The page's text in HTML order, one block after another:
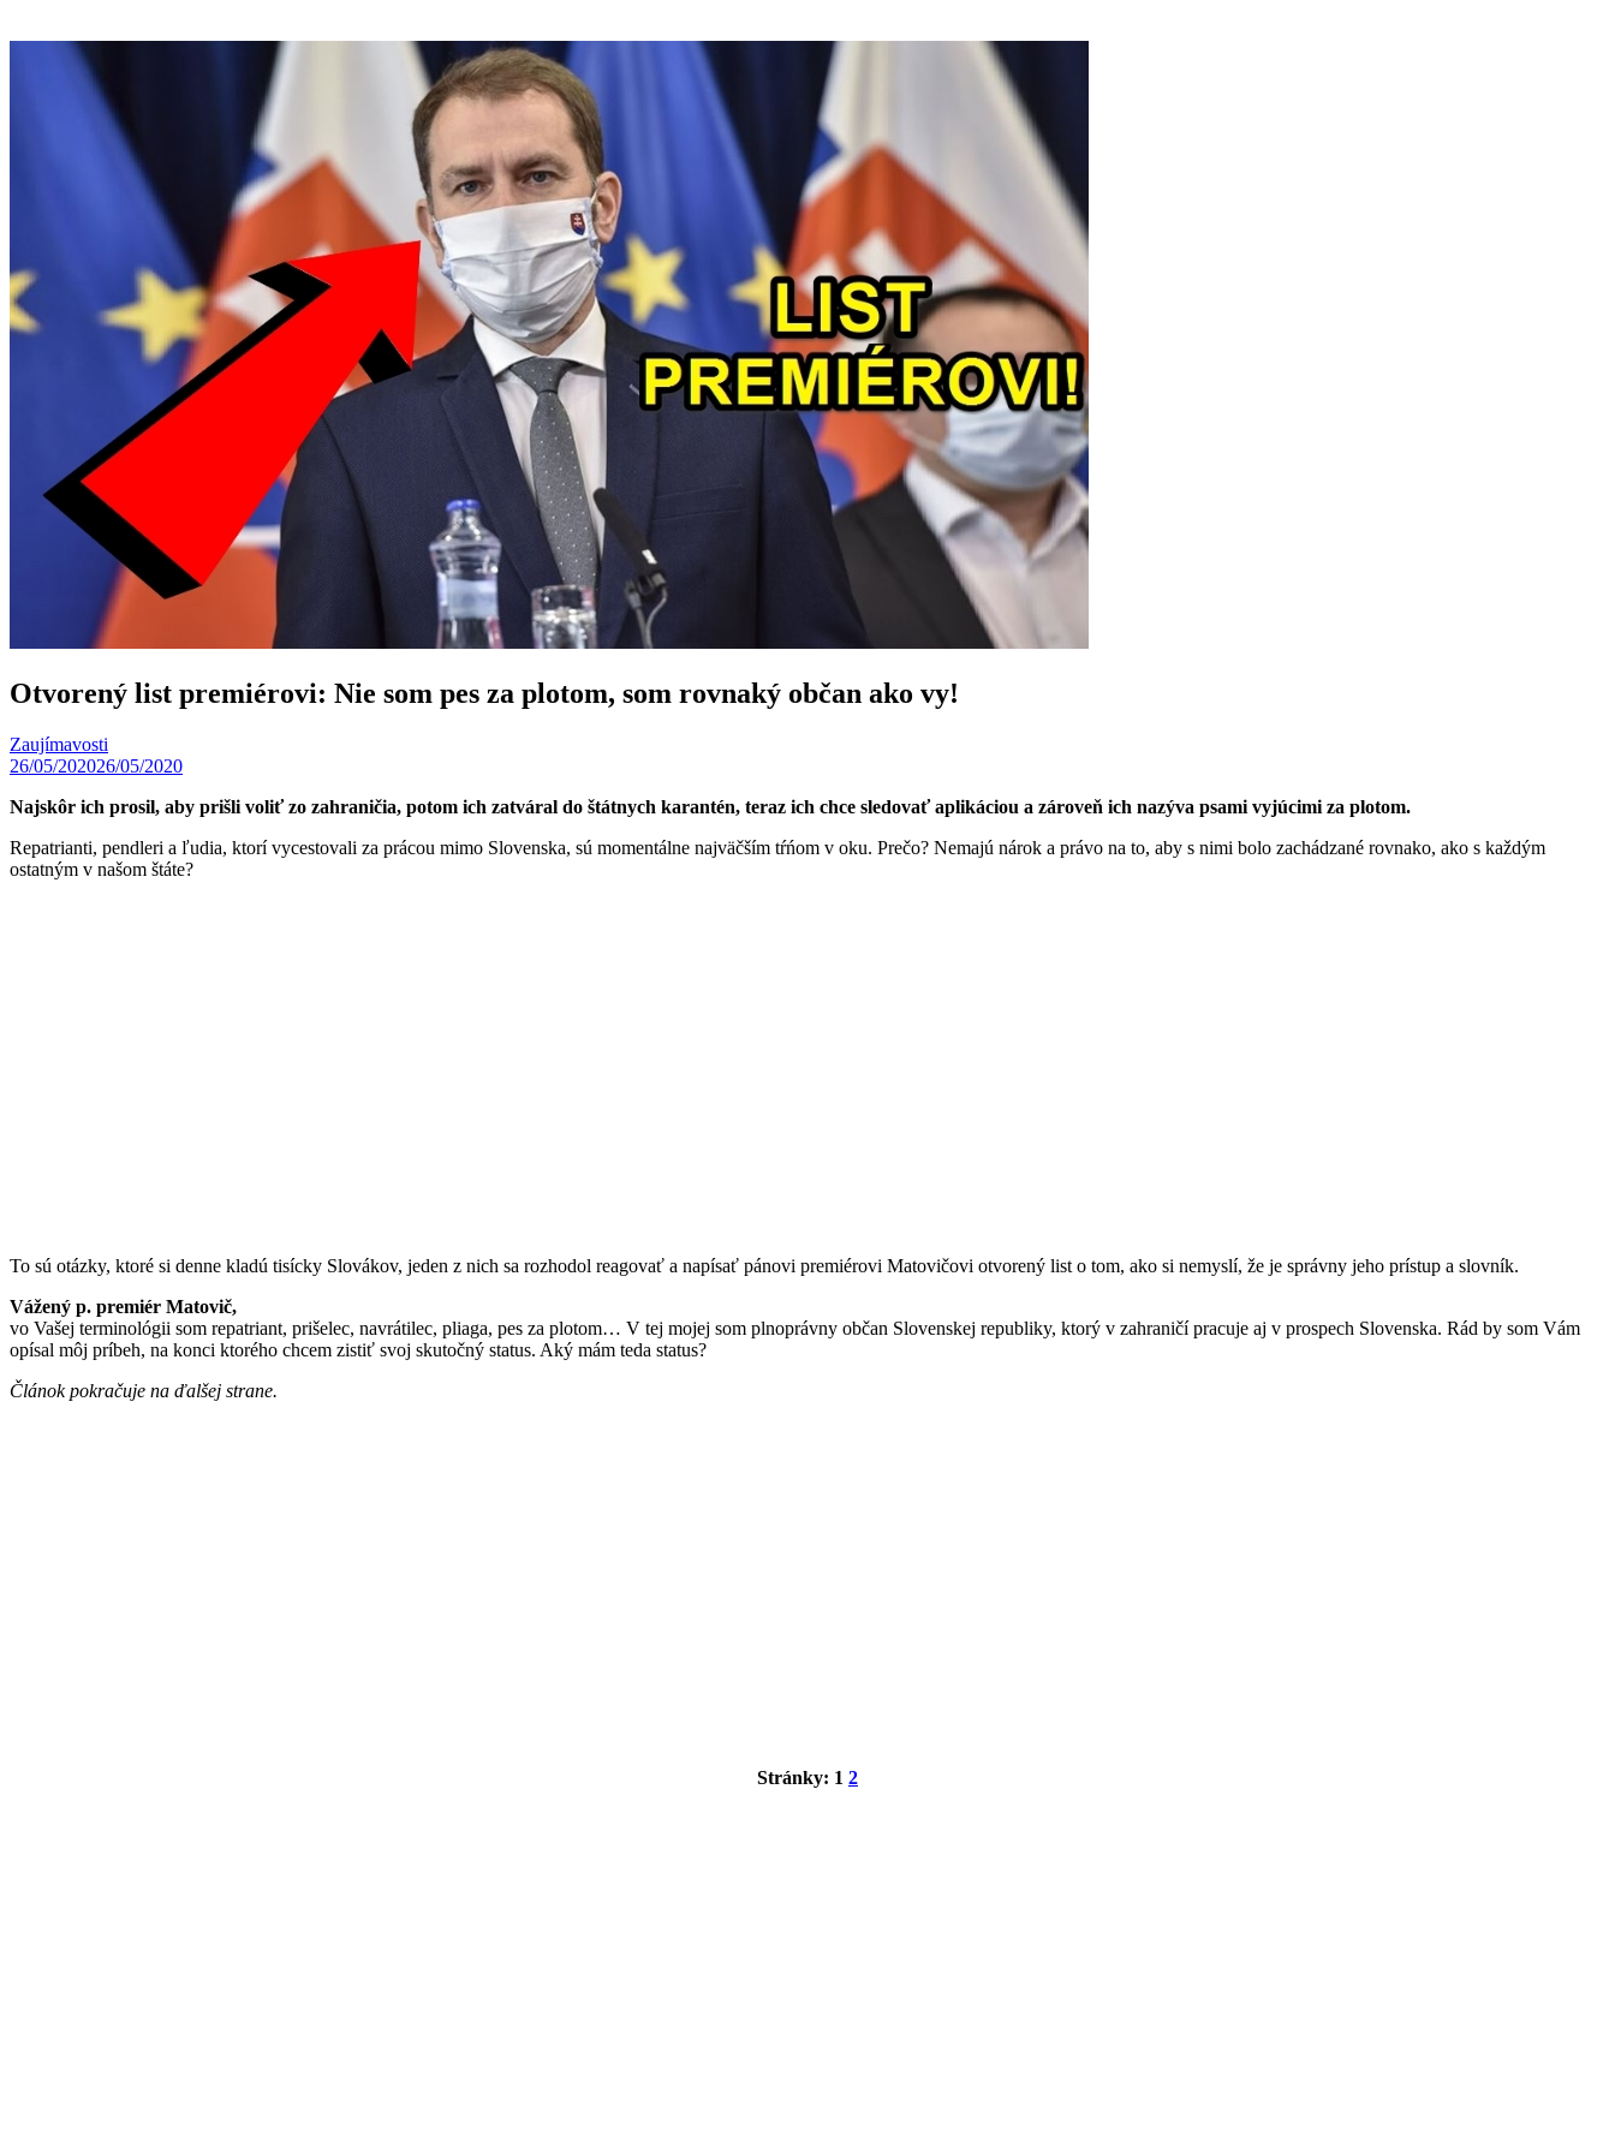
Otvorený list premiérovi: Nie som pes za plotom, som rovnaký občan ako vy!
Zaujímavosti
26/05/202026/05/2020
Najskôr ich prosil, aby prišli voliť zo zahraničia, potom ich zatváral do štátnych karantén, teraz ich chce sledovať aplikáciou a zároveň ich nazýva psami vyjúcimi za plotom.
Repatrianti, pendleri a ľudia, ktorí vycestovali za prácou mimo Slovenska, sú momentálne najväčším tŕńom v oku. Prečo? Nemajú nárok a právo na to, aby s nimi bolo zachádzané rovnako, ako s každým
ostatným v našom štáte?
To sú otázky, ktoré si denne kladú tisícky Slovákov, jeden z nich sa rozhodol reagovať a napísať pánovi premiérovi Matovičovi otvorený list o tom, ako si nemyslí, že je správny jeho prístup a slovník.
Vážený p. premiér Matovič,
vo Vašej terminológii som repatriant, prišelec, navrátilec, pliaga, pes za plotom… V tej mojej som plnoprávny občan Slovenskej republiky, ktorý v zahraničí pracuje aj v prospech Slovenska. Rád by som Vám
opísal môj príbeh, na konci ktorého chcem zistiť svoj skutočný status. Aký mám teda status?
Článok pokračuje na ďalšej strane.
Stránky: 1 2